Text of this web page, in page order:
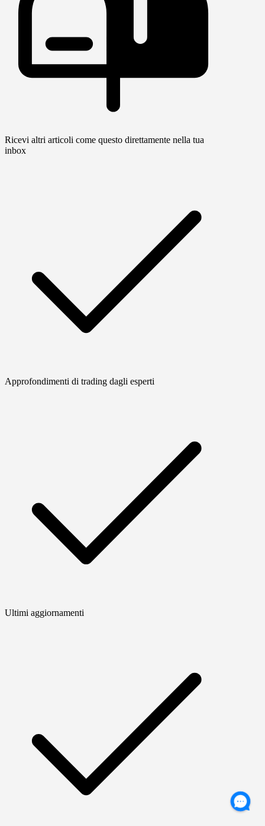
Ricevi altri articoli come questo direttamente nella tua
inbox
Approfondimenti di trading dagli esperti
Ultimi aggiornamenti